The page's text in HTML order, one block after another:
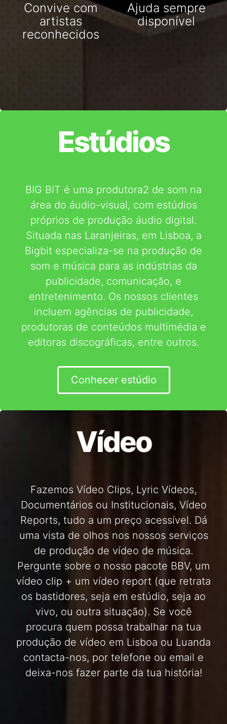
Convive com
artistas
reconhecidos
Ajuda sempre
disponível
Estúdios
BIG BIT é uma produtora2 de som na
área do áudio-visual, com estúdios
próprios de produção áudio digital.
Situada nas Laranjeiras, em Lisboa, a
Bigbit especializa-se na produção de
som e música para as indústrias da
publicidade, comunicação, e
entretenimento. Os nossos clientes
incluem agências de publicidade,
produtoras de conteúdos multimédia e
editoras discográficas, entre outros.
Conhecer estúdio
Vídeo
Fazemos Vídeo Clips, Lyric Vídeos,
Documentários ou Institucionais, Vídeo
Reports, tudo a um preço acessível. Dá
uma vista de olhos nos nossos serviços
de produção de vídeo de música.
Pergunte sobre o nosso pacote BBV, um
vídeo clip + um vídeo report (que retrata
os bastidores, seja em estúdio, seja ao
vivo, ou outra situação). Se você
procura quem possa trabalhar na tua
produção de vídeo em Lisboa ou Luanda
contacta-nos, por telefone ou email e
deixa-nos fazer parte da tua história!